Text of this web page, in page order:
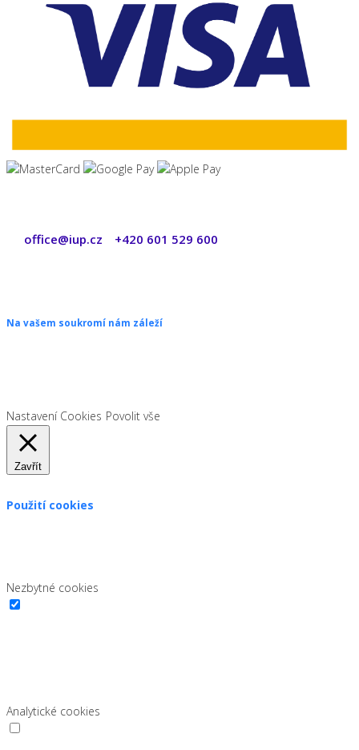
office@iup.cz +420 601 529 600
Na vašem soukromí nám záleží
Nastavení Cookies Povolit vše
Zavřít
Použití cookies
Nezbytné cookies
Analytické cookies